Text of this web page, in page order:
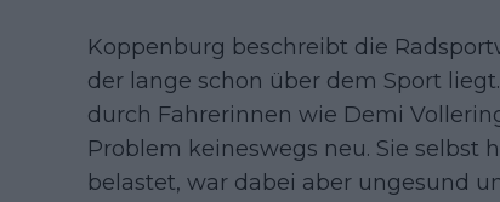
Koppenburg beschreibt die
der lange schon über dem Sport
durch Fahrerinnen wie Demi
Problem keineswegs neu. Sie selbst
belastet, war dabei aber ungesund